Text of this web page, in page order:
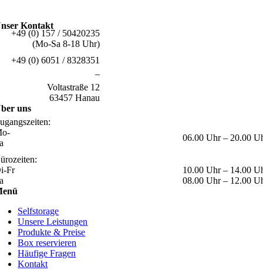
Kontakt
+49 (0) 157 / 50420235
(Mo-Sa 8-18 Uhr)
+49 (0) 6051 / 8328351
–
Voltastraße 12
63457 Hanau
uns
06.00 Uhr – 20.00
Fr
10.00 Uhr – 14.00
08.00 Uhr – 12.00
Selfstorage
Unsere Leistungen
Produkte & Preise
Box reservieren
Häufige Fragen
Kontakt